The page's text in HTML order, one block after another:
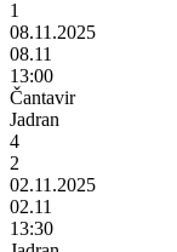
1
08.11.2025
08.11
13:00
Čantavir
Jadran
4
2
02.11.2025
02.11
13:30